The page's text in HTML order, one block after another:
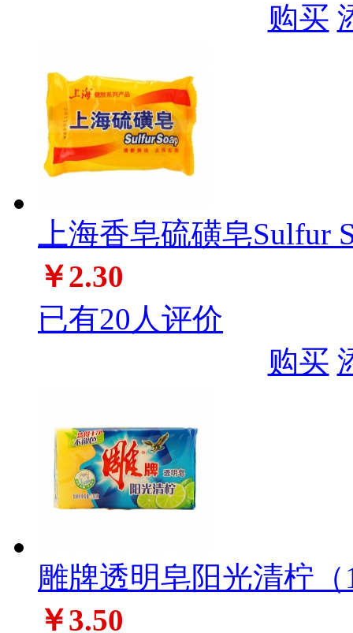
购买
上海香皂硫磺皂Sulfur
￥2.30
已有20人评价
购买
雕牌透明皂阳光清柠
￥3.50